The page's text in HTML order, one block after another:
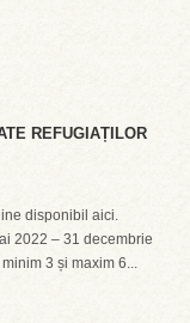
REFUGIAȚILOR
disponibil aici.
2022 – 31 decembrie
3 și maxim 6...